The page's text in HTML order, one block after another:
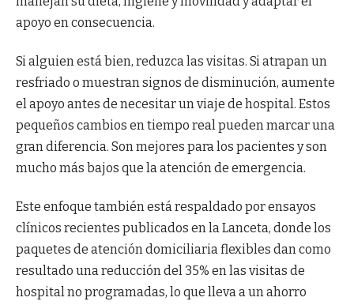
apoyo en consecuencia.
Si alguien está bien, reduzca las visitas. Si atrapan un
resfriado o muestran signos de disminución, aumente
el apoyo antes de necesitar un viaje de hospital. Estos
pequeños cambios en tiempo real pueden marcar una
gran diferencia. Son mejores para los pacientes y son
mucho más bajos que la atención de emergencia.
Este enfoque también está respaldado por ensayos
clínicos recientes publicados en la Lanceta, donde los
paquetes de atención domiciliaria flexibles dan como
resultado una reducción del 35% en las visitas de
hospital no programadas, lo que lleva a un ahorro